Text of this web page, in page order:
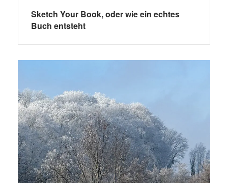
Sketch Your Book, oder wie ein echtes
Buch entsteht